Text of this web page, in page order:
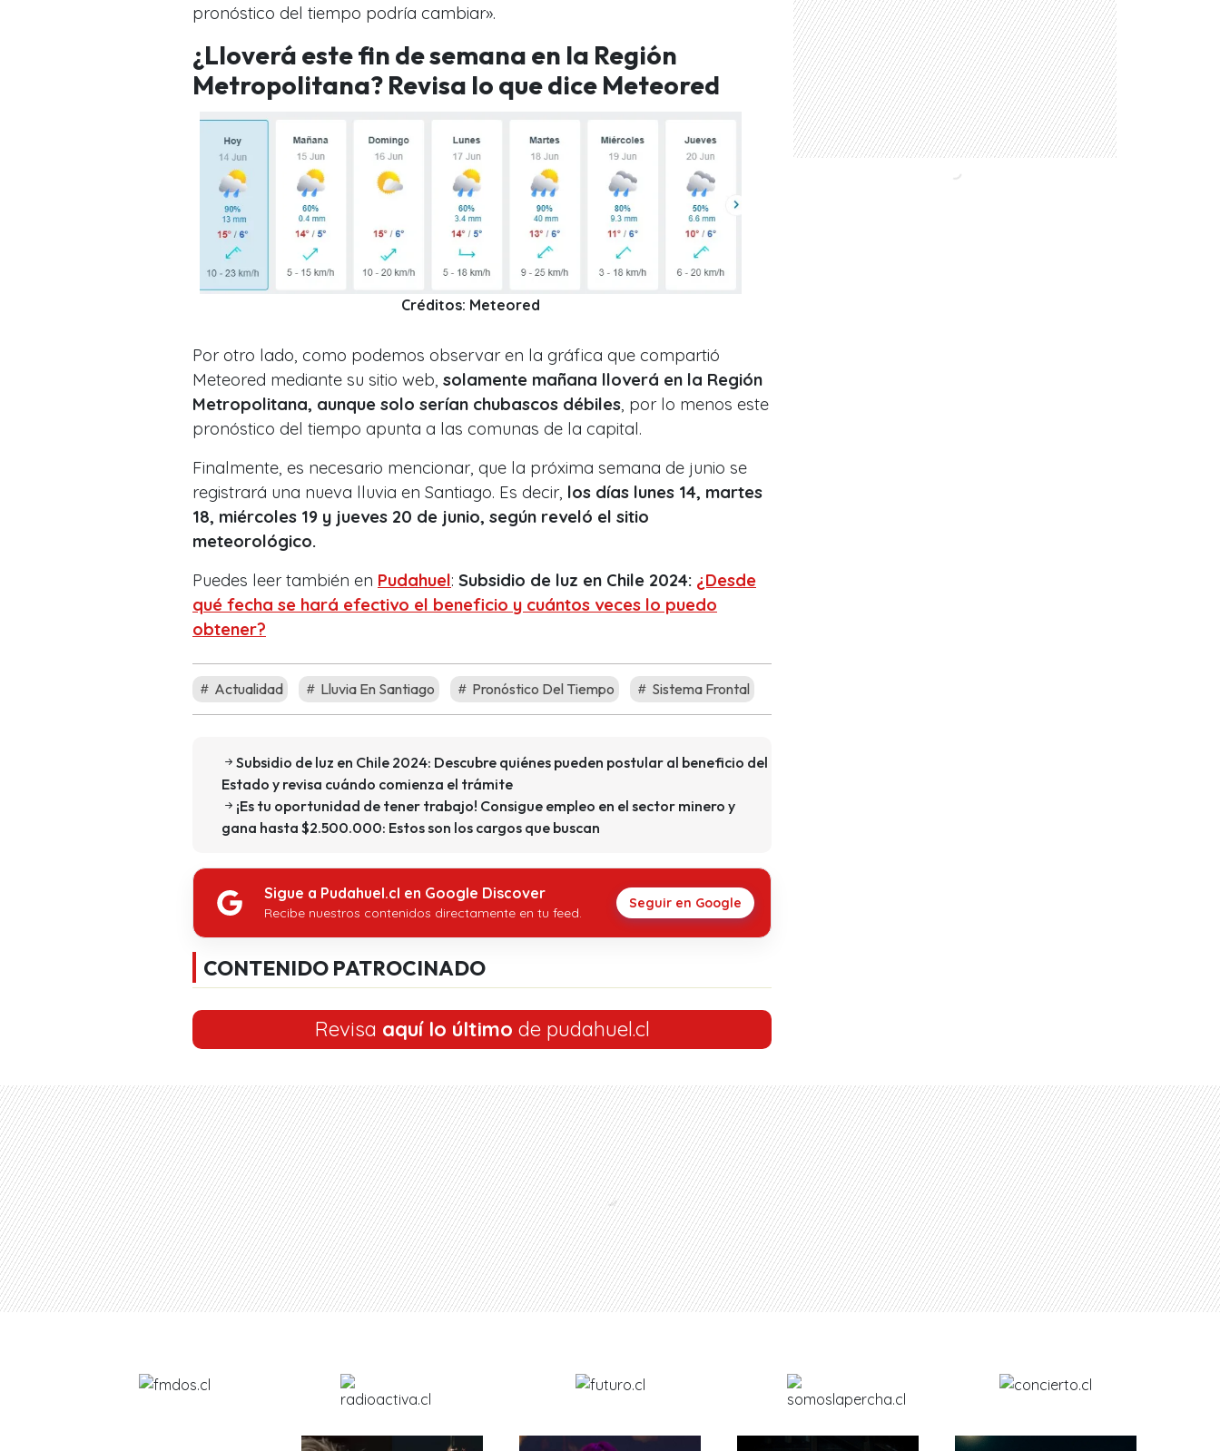
pronóstico del tiempo podría cambiar».
¿Lloverá este fin de semana en la Región
Metropolitana? Revisa lo que dice Meteored
Créditos: Meteored
Por otro lado, como podemos observar en la gráfica que compartió
Meteored mediante su sitio web, solamente mañana lloverá en la Región
Metropolitana, aunque solo serían chubascos débiles, por lo menos este
pronóstico del tiempo apunta a las comunas de la capital.
Finalmente, es necesario mencionar, que la próxima semana de junio se
registrará una nueva lluvia en Santiago. Es decir, los días lunes 14, martes
18, miércoles 19 y jueves 20 de junio, según reveló el sitio
meteorológico.
Puedes leer también en Pudahuel: Subsidio de luz en Chile 2024: ¿Desde
qué fecha se hará efectivo el beneficio y cuántos veces lo puedo
obtener?
Actualidad Lluvia En Santiago Pronóstico Del Tiempo Sistema Frontal
Subsidio de luz en Chile 2024: Descubre quiénes pueden postular al beneficio del
Estado y revisa cuándo comienza el trámite
¡Es tu oportunidad de tener trabajo! Consigue empleo en el sector minero y
gana hasta $2.500.000: Estos son los cargos que buscan
Sigue a Pudahuel.cl en Google Discover
Recibe nuestros contenidos directamente en tu feed.
Seguir en Google
CONTENIDO PATROCINADO
Revisa aquí lo último de pudahuel.cl